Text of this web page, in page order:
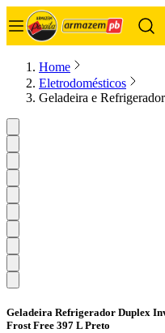
Home
Eletrodomésticos
Geladeira e Refrigerador
Geladeira Refrigerador Duplex
Frost Free 397 L Preto